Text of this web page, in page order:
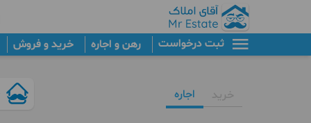
ثبت درخواست رهن و اجاره خرید و فروش
خرید اجاره